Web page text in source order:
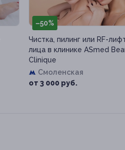
–50%
Чистка, пилинг или RF-
лица в клинике ASmed
Clinique
Смоленская
от 3 000 руб.